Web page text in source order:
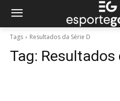
Tags Resultados da Série D
Tag: Resultados